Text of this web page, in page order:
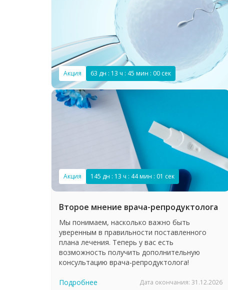
Акция 63 дн : 13 ч : 44 мин : 59 сек
Акция 145 дн : 13 ч : 44 мин : 00 сек
Второе мнение врача-репродуктолога
Мы понимаем, насколько важно быть
уверенным в правильности поставленного
плана лечения. Теперь у вас есть
возможность получить дополнительную
консультацию врача-репродуктолога!
Подробнее Дата окончания: 31.12.2026